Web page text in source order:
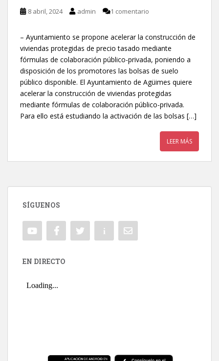
8 abril, 2024 admin 1 comentario
– Ayuntamiento se propone acelerar la construcción de
viviendas protegidas de precio tasado mediante
fórmulas de colaboración público-privada, poniendo a
disposición de los promotores las bolsas de suelo
público disponible. El Ayuntamiento de Agüimes quiere
acelerar la construcción de viviendas protegidas
mediante fórmulas de colaboración público-privada.
Para ello está estudiando la activación de las bolsas […]
LEER MÁS
SÍGUENOS
EN DIRECTO